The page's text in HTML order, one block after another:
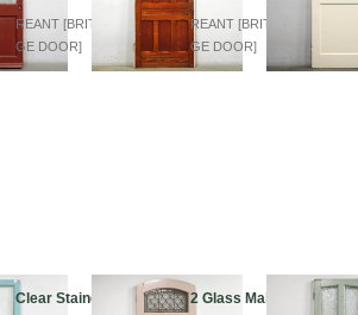
REANT [BRITISH VINTA
GE DOOR]
REANT [BRITISH VINTA
GE DOOR]
Clear Stained arch 2 Glass Mahogany